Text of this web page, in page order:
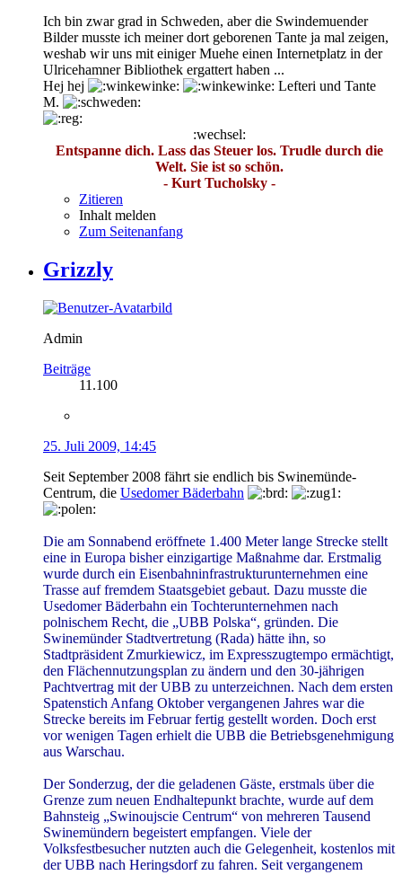
Ich bin zwar grad in Schweden, aber die Swindemuender
Bilder musste ich meiner dort geborenen Tante ja mal zeigen,
weshab wir uns mit einiger Muehe einen Internetplatz in der
Ulricehamner Bibliothek ergattert haben ...
Hej hej
Lefteri und Tante
M.
:wechsel:
Entspanne dich. Lass das Steuer los. Trudle durch die
Welt. Sie ist so schön.
- Kurt Tucholsky -
Zitieren
Inhalt melden
Zum Seitenanfang
Grizzly
Admin
Beiträge
11.100
25. Juli 2009, 14:45
Seit September 2008 fährt sie endlich bis Swinemünde-
Centrum, die Usedomer Bäderbahn
Die am Sonnabend eröffnete 1.400 Meter lange Strecke stellt
eine in Europa bisher einzigartige Maßnahme dar. Erstmalig
wurde durch ein Eisenbahninfrastrukturunternehmen eine
Trasse auf fremdem Staatsgebiet gebaut. Dazu musste die
Usedomer Bäderbahn ein Tochterunternehmen nach
polnischem Recht, die „UBB Polska“, gründen. Die
Swinemünder Stadtvertretung (Rada) hätte ihn, so
Stadtpräsident Zmurkiewicz, im Expresszugtempo ermächtigt,
den Flächennutzungsplan zu ändern und den 30-jährigen
Pachtvertrag mit der UBB zu unterzeichnen. Nach dem ersten
Spatenstich Anfang Oktober vergangenen Jahres war die
Strecke bereits im Februar fertig gestellt worden. Doch erst
vor wenigen Tagen erhielt die UBB die Betriebsgenehmigung
aus Warschau.
Der Sonderzug, der die geladenen Gäste, erstmals über die
Grenze zum neuen Endhaltepunkt brachte, wurde auf dem
Bahnsteig „Swinoujscie Centrum“ von mehreren Tausend
Swinemündern begeistert empfangen. Viele der
Volksfestbesucher nutzten auch die Gelegenheit, kostenlos mit
der UBB nach Heringsdorf zu fahren. Seit vergangenem